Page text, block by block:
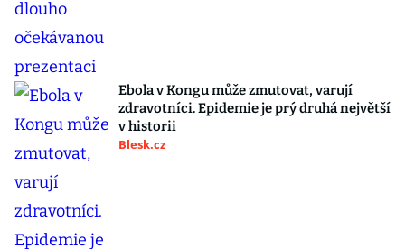
Ebola v Kongu může zmutovat, varují
zdravotníci. Epidemie je prý druhá největší
v historii
Blesk.cz